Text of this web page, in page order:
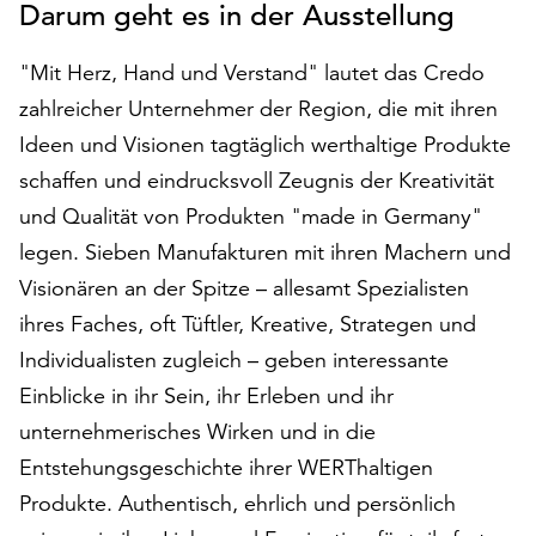
auf
akzeptieren“,
um
alle
zu
akzeptieren.
Sie
können
Ihr
Einverständnis
jederzeit
ändern
und
widerrufen.
Dafür
steht
Ihnen
Darum geht es in der Ausstellung
"Mit Herz, Hand und Verstand" lautet das Credo
zahlreicher Unternehmer der Region, die mit ihren
Ideen und Visionen tagtäglich werthaltige Produkte
schaffen und eindrucksvoll Zeugnis der Kreativität
und Qualität von Produkten "made in Germany"
legen. Sieben Manufakturen mit ihren Machern und
Visionären an der Spitze – allesamt Spezialisten
ihres Faches, oft Tüftler, Kreative, Strategen und
Individualisten zugleich – geben interessante
Einblicke in ihr Sein, ihr Erleben und ihr
unternehmerisches Wirken und in die
Entstehungsgeschichte ihrer WERThaltigen
Produkte. Authentisch, ehrlich und persönlich